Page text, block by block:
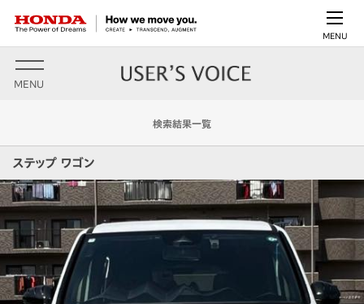
MENU
MENU
検索結果一覧
ステップ ワゴン